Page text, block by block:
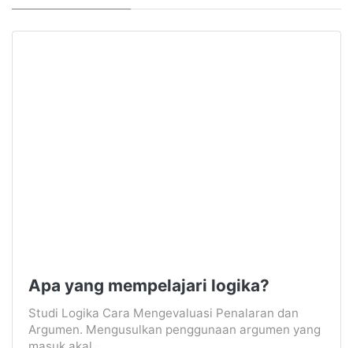
Apa yang mempelajari logika?
Studi Logika Cara Mengevaluasi Penalaran dan
Argumen. Mengusulkan penggunaan argumen yang